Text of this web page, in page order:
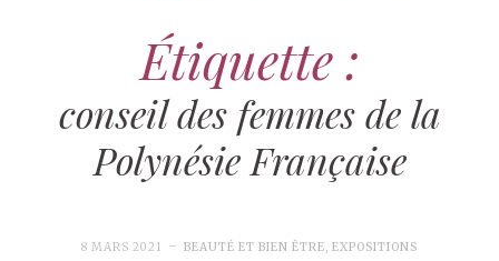
ItArtBag
Étiquette :
conseil des femmes de la
Polynésie Française
8 MARS 2021 BEAUTÉ ET BIEN ÊTRE,EXPOSITIONS